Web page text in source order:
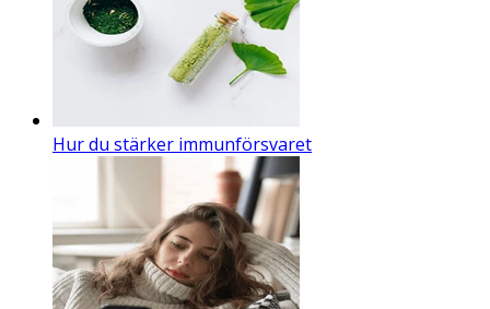
Hur du stärker immunförsvaret